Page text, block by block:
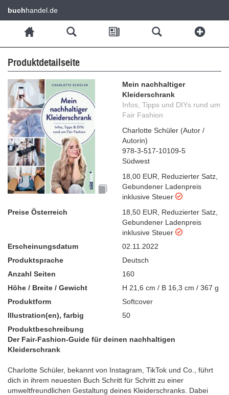
buchhandel.de
Produktdetailseite
Mein nachhaltiger
Kleiderschrank
Infos, Tipps und DIYs rund um
Fair Fashion
Charlotte Schüler (Autor /
Autorin)
978-3-517-10109-5
Südwest
18,00 EUR
Reduzierter Satz
Gebundener Ladenpreis
inklusive Steuer
Preise Österreich
18,50 EUR Reduzierter Satz
Gebundener Ladenpreis
inklusive Steuer
Erscheinungsdatum
02.11.2022
Produktsprache
Deutsch
Anzahl Seiten
160
Höhe / Breite / Gewicht
H 21,6 cm / B 16,3 cm / 367 g
Produktform
Softcover
Illustration(en), farbig
50
Produktbeschreibung
Der Fair-Fashion-Guide für deinen nachhaltigen
Kleiderschrank
Charlotte Schüler, bekannt von Instagram, TikTok und Co., führt
dich in ihrem neuesten Buch Schritt für Schritt zu einer
umweltfreundlichen Gestaltung deines Kleiderschranks. Dabei